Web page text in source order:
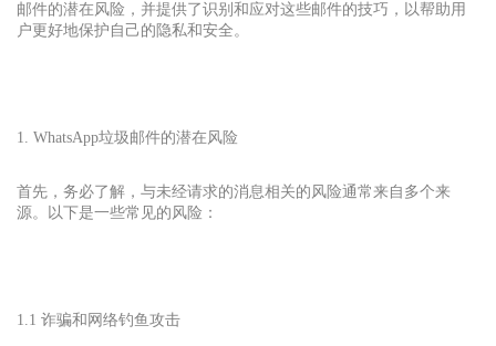
邮件的潜在风险，并提供了识别和应对这些邮件的技巧，以帮助用
户更好地保护自己的隐私和安全。
1. WhatsApp垃圾邮件的潜在风险
首先，务必了解，与未经请求的消息相关的风险通常来自多个来
源。以下是一些常见的风险：
1.1 诈骗和网络钓鱼攻击